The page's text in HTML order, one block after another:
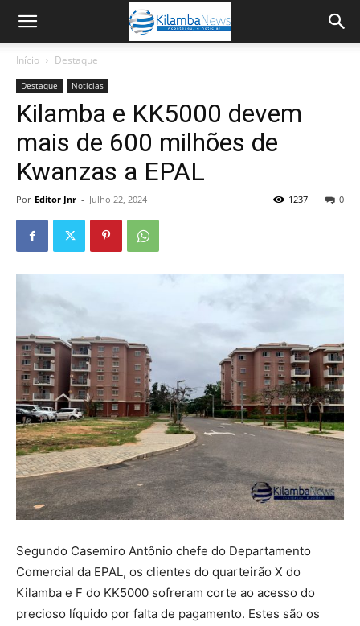
Início Destaque
Destaque Noticias
Kilamba e KK5000 devem
mais de 600 milhões de
Kwanzas a EPAL
Por Editor Jnr - Julho 22, 2024 0
1237
Segundo Casemiro Antônio chefe do Departamento
Comercial da EPAL, os clientes do quarteirão X do
Kilamba e F do KK5000 sofreram corte ao acesso do
precioso líquido por falta de pagamento. Estes são os